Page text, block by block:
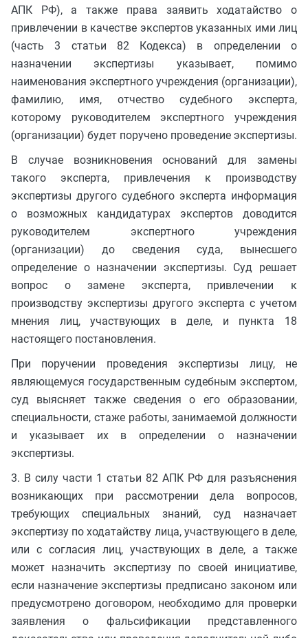
АПК РФ), а также права заявить ходатайство о
привлечении в качестве экспертов указанных ими лиц
(часть 3 статьи 82 Кодекса) в определении о
назначении экспертизы указывает, помимо
наименования экспертного учреждения (организации),
фамилию, имя, отчество судебного эксперта,
которому руководителем экспертного учреждения
(организации) будет поручено проведение экспертизы.
В случае возникновения оснований для замены
такого эксперта, привлечения к производству
экспертизы другого судебного эксперта информация
о возможных кандидатурах экспертов доводится
руководителем экспертного учреждения
(организации) до сведения суда, вынесшего
определение о назначении экспертизы. Суд решает
вопрос о замене эксперта, привлечении к
производству экспертизы другого эксперта с учетом
мнения лиц, участвующих в деле, и пункта 18
настоящего постановления.
При поручении проведения экспертизы лицу, не
являющемуся государственным судебным экспертом,
суд выясняет также сведения о его образовании,
специальности, стаже работы, занимаемой должности
и указывает их в определении о назначении
экспертизы.
3. В силу части 1 статьи 82 АПК РФ для разъяснения
возникающих при рассмотрении дела вопросов,
требующих специальных знаний, суд назначает
экспертизу по ходатайству лица, участвующего в деле,
или с согласия лиц, участвующих в деле, а также
может назначить экспертизу по своей инициативе,
если назначение экспертизы предписано законом или
предусмотрено договором, необходимо для проверки
заявления о фальсификации представленного